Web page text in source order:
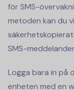
för SMS-
metoden kan du
SMS-
Logga bara in på
enheten med en